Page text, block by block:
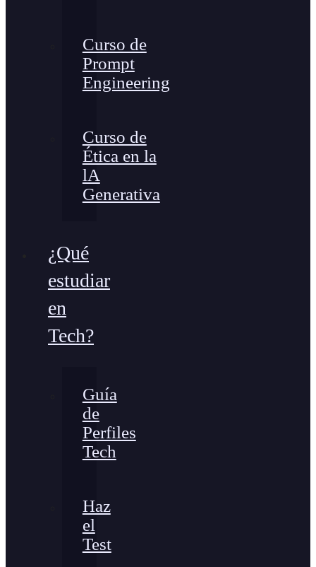
Curso de
Prompt
Engineering
Curso de
Ética en la
lA
Generativa
¿Qué
estudiar
en
Tech?
Guía
de
Perfiles
Tech
Haz
el
Test